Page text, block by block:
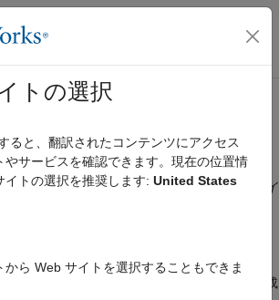
バス ナビゲーション メ
ホーム
Prover の結果のレ
または Code Prover の
ートを生成
Polyspace Platform ユーザー インターフェイ
インターフェイスを使用している場合は、
ユーザー インターフェイスでレポートを生成
トの選択
ると、翻訳されたコンテンツにアクセス
やサービスを確認できます。現在の位置情
イトの選択を推奨します: United States
から Web サイトを選択することもできま